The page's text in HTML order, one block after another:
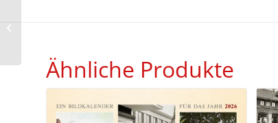
Ähnliche Produkte